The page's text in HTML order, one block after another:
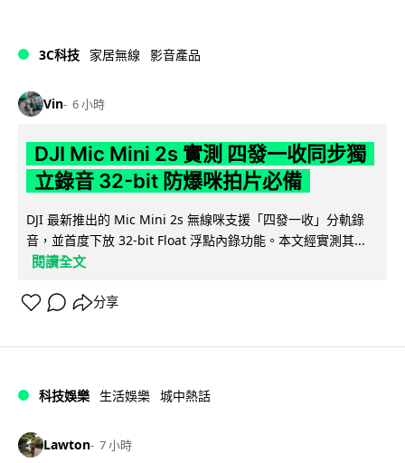
3C科技 家居無線 影音產品
Vin 6 小時
DJI Mic Mini 2s 實測 四發一收同步獨
立錄音 32-bit 防爆咪拍片必備
DJI 最新推出的 Mic Mini 2s 無線咪支援「四發一收」分軌錄
音，並首度下放 32-bit Float 浮點內錄功能。本文經實測其...
閱讀全文
分享
科技娛樂 生活娛樂 城中熱話
Lawton 7 小時